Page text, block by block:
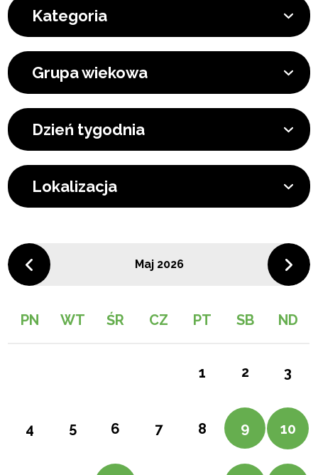
Kategoria
Grupa wiekowa
Dzień tygodnia
Lokalizacja
Maj 2026
PN WT ŚR CZ PT SB ND
1 2 3
4 5 6 7 8 9 10